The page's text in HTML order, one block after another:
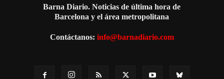
Barna Diario. Noticias de última hora de
Barcelona y el área metropolitana
Contáctanos: info@barnadiario.com